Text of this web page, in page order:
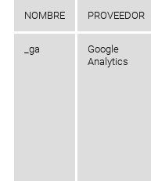
NOMBRE PROVEEDOR
_ga
Google
Analytics